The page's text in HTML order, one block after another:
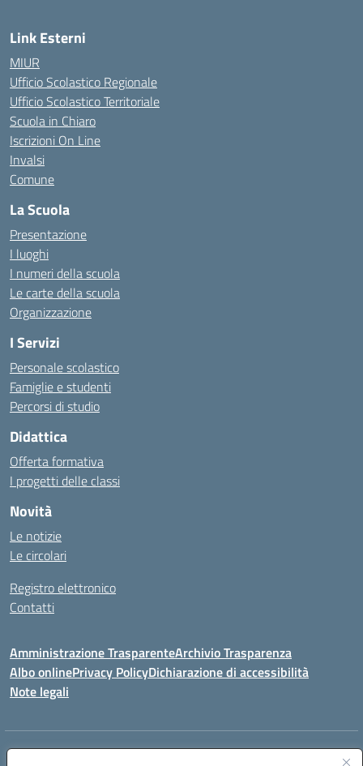
Link Esterni
MIUR
Ufficio Scolastico Regionale
Ufficio Scolastico Territoriale
Scuola in Chiaro
Iscrizioni On Line
Invalsi
Comune
La Scuola
Presentazione
I luoghi
I numeri della scuola
Le carte della scuola
Organizzazione
I Servizi
Personale scolastico
Famiglie e studenti
Percorsi di studio
Didattica
Offerta formativa
I progetti delle classi
Novità
Le notizie
Le circolari
Registro elettronico
Contatti
Amministrazione TrasparenteArchivio Trasparenza
Albo onlinePrivacy PolicyDichiarazione di accessibilità
Note legali
Indirizzo: